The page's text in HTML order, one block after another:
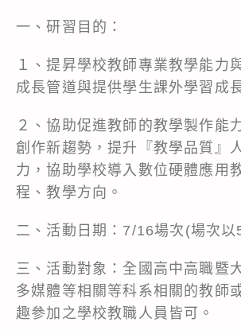
一、研習目的：
１、提昇學校教師專業教學能力
成長管道與提供學生課外學習成
２、協助促進教師的教學製作能
創作新趨勢，提升『教學品質』
力，協助學校導入數位硬體應用
程、教學方向。
二、活動日期：7/16場次(場次以
三、活動對象：全國高中高職暨
多媒體等相關等科系相關的教師
趣參加之學校教職人員皆可。